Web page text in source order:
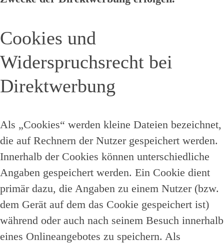
Cookies und
Widerspruchsrecht bei
Direktwerbung
Als „Cookies“ werden kleine Dateien bezeichnet,
die auf Rechnern der Nutzer gespeichert werden.
Innerhalb der Cookies können unterschiedliche
Angaben gespeichert werden. Ein Cookie dient
primär dazu, die Angaben zu einem Nutzer (bzw.
dem Gerät auf dem das Cookie gespeichert ist)
während oder auch nach seinem Besuch innerhalb
eines Onlineangebotes zu speichern. Als